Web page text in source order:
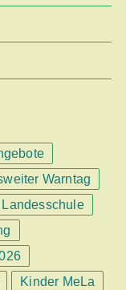
Warntag
Kinder MeLa